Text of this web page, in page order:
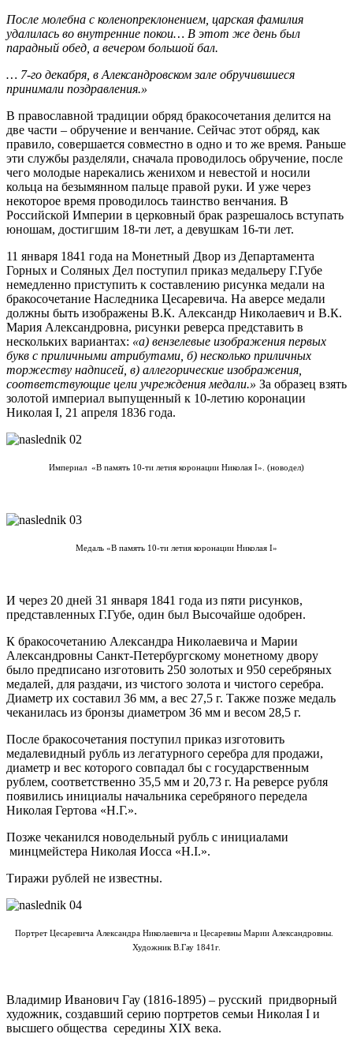
После молебна с коленопреклонением, царская фамилия
удалилась во внутренние покои… В этот же день был
парадный обед, а вечером большой бал.
… 7-го декабря, в Александровском зале обручившиеся
принимали поздравления.»
В православной традиции обряд бракосочетания делится на
две части – обручение и венчание. Сейчас этот обряд, как
правило, совершается совместно в одно и то же время. Раньше
эти службы разделяли, сначала проводилось обручение, после
чего молодые нарекались женихом и невестой и носили
кольца на безымянном пальце правой руки. И уже через
некоторое время проводилось таинство венчания. В
Российской Империи в церковный брак разрешалось вступать
юношам, достигшим 18-ти лет, а девушкам 16-ти лет.
11 января 1841 года на Монетный Двор из Департамента
Горных и Соляных Дел поступил приказ медальеру Г.Губе
немедленно приступить к составлению рисунка медали на
бракосочетание Наследника Цесаревича. На аверсе медали
должны быть изображены В.К. Александр Николаевич и В.К.
Мария Александровна, рисунки реверса представить в
нескольких вариантах: «а) вензелевые изображения первых
букв с приличными атрибутами, б) несколько приличных
торжеству надписей, в) аллегорические изображения,
соответствующие цели учреждения медали.» За образец взять
золотой империал выпущенный к 10-летию коронации
Николая I, 21 апреля 1836 года.
Империал «В память 10-ти летия коронации Николая I». (новодел)
Медаль «В память 10-ти летия коронации Николая I»
И через 20 дней 31 января 1841 года из пяти рисунков,
представленных Г.Губе, один был Высочайше одобрен.
К бракосочетанию Александра Николаевича и Марии
Александровны Санкт-Петербургскому монетному двору
было предписано изготовить 250 золотых и 950 серебряных
медалей, для раздачи, из чистого золота и чистого серебра.
Диаметр их составил 36 мм, а вес 27,5 г. Также позже медаль
чеканилась из бронзы диаметром 36 мм и весом 28,5 г.
После бракосочетания поступил приказ изготовить
медалевидный рубль из легатурного серебра для продажи,
диаметр и вес которого совпадал бы с государственным
рублем, соответственно 35,5 мм и 20,73 г. На реверсе рубля
появились инициалы начальника серебряного передела
Николая Гертова «Н.Г.».
Позже чеканился новодельный рубль с инициалами
минцмейстера Николая Иосса «H.I.».
Тиражи рублей не известны.
Портрет Цесаревича Александра Николаевича и Цесаревны Марии Александровны.
Художник В.Гау 1841г.
Владимир Иванович Гау (1816-1895) – русский придворный
художник, создавший серию портретов семьи Николая I и
высшего общества середины XIX века.